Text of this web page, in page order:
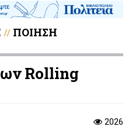
// ΠΟΙΗΣΗ
Rolling
2026